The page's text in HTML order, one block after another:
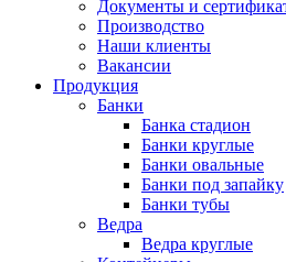
Документы и
Производство
Наши клиенты
Вакансии
Продукция
Банки
Банка стадион
Банки круглые
Банки овальные
Банки под запайку
Банки тубы
Ведра
Ведра круглые